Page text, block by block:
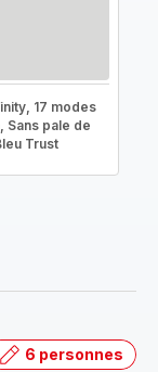
17 modes
Sans pale de
Trust
6 personnes